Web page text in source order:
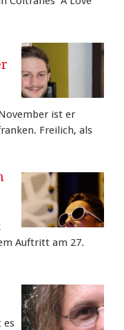
ist er
Freilich, als
Auftritt am 27.
es